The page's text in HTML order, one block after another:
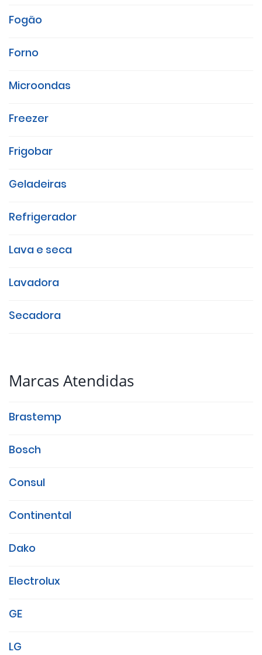
Fogão
Forno
Microondas
Freezer
Frigobar
Geladeiras
Refrigerador
Lava e seca
Lavadora
Secadora
Marcas Atendidas
Brastemp
Bosch
Consul
Continental
Dako
Electrolux
GE
LG